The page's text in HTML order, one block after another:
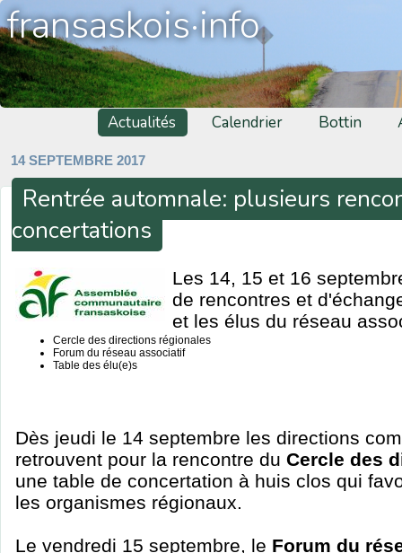
fransaskois·info
Actualités Calendrier Bottin
14 SEPTEMBRE 2017
Rentrée automnale: plusieurs
concertations
Les 14, 15 et 16
de rencontres et
et les élus du réseau
Cercle des directions régionales
Forum du réseau associatif
Table des élu(e)s
Dès jeudi le 14 septembre les directions
retrouvent pour la rencontre du Cercle des
une table de concertation à huis clos qui
les organismes régionaux.
Le vendredi 15 septembre, le Forum du